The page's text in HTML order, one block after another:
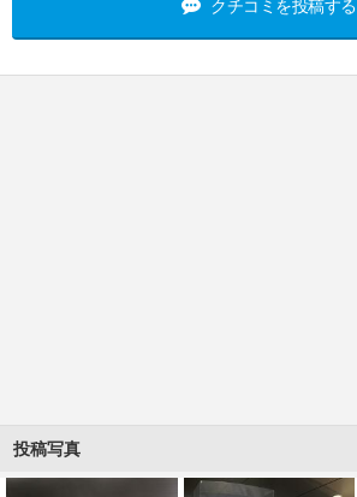
クチコミを投稿する
投稿写真